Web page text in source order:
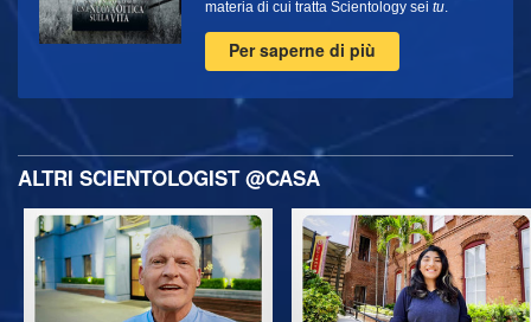
materia di cui tratta Scientology sei tu.
Per saperne di più
ALTRI SCIENTOLOGIST @CASA